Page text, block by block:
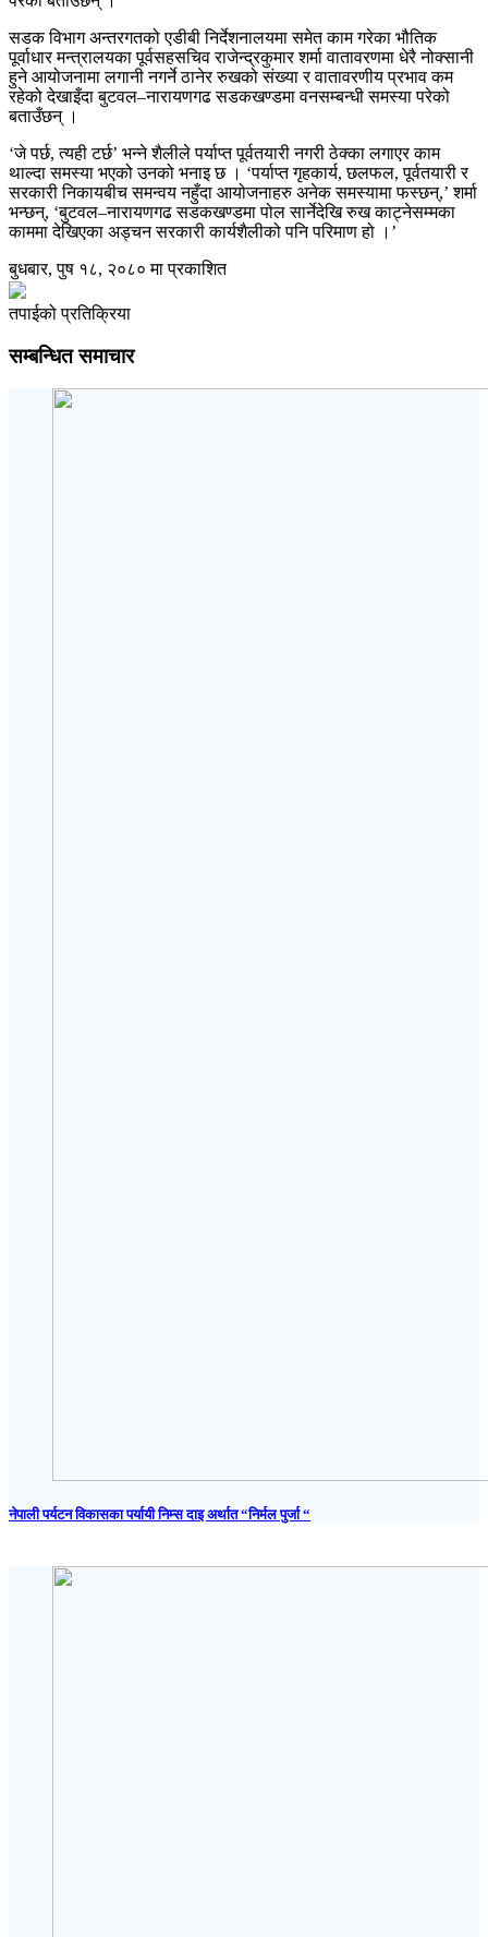
सडक विभाग अन्तरगतको एडीबी निर्देशनालयमा समेत काम गरेका भौतिक
पूर्वाधार मन्त्रालयका पूर्वसहसचिव राजेन्द्रकुमार शर्मा वातावरणमा धेरै नोक्सानी
हुने आयोजनामा लगानी नगर्ने ठानेर रुखको संख्या र वातावरणीय प्रभाव कम
रहेको देखाइँदा बुटवल–नारायणगढ सडकखण्डमा वनसम्बन्धी समस्या परेको
बताउँछन् ।
‘जे पर्छ, त्यही टर्छ’ भन्ने शैलीले पर्याप्त पूर्वतयारी नगरी ठेक्का लगाएर काम
थाल्दा समस्या भएको उनको भनाइ छ । ‘पर्याप्त गृहकार्य, छलफल, पूर्वतयारी र
सरकारी निकायबीच समन्वय नहुँदा आयोजनाहरु अनेक समस्यामा फस्छन्,’ शर्मा
भन्छन्, ‘बुटवल–नारायणगढ सडकखण्डमा पोल सार्नेदेखि रुख काट्नेसम्मका
काममा देखिएका अड्चन सरकारी कार्यशैलीको पनि परिमाण हो ।’
बुधबार, पुष १८, २०८० मा प्रकाशित
तपाईको प्रतिक्रिया
सम्बन्धित समाचार
नेपाली पर्यटन विकासका पर्यायी निम्स दाइ अर्थात “निर्मल पुर्जा “